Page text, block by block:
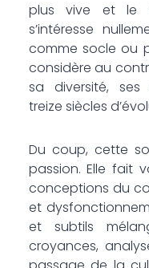
plus vive et le
s’intéresse
comme socle ou
considère au
sa diversité, ses
treize siècles
Du coup, cette
passion. Elle fait
conceptions du
et
et subtils
croyances,